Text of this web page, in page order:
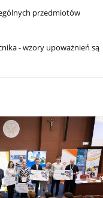
przedmiotów
- wzory upoważnień są